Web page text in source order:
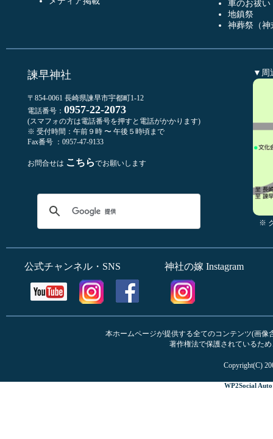
車のお祓い
地鎮祭
神葬祭（神
諫早神社
〒854-0061 長崎県諫早市宇都町1-12
電話番号： 0957-22-2073
(スマフォの方は電話番号を押すと電話がかかります)
※ 受付時間：午前９時 〜 午後５時頃まで
Fax番号 ：0957-47-9133
お問合せは こちらでお願いします
▼周
※
公式チャンネル・SNS 神社の嫁 Instagram
本ホームページが提供する全てのコンテンツ(画
著作権法で保護されているた
Copyright(C)
WP2Social